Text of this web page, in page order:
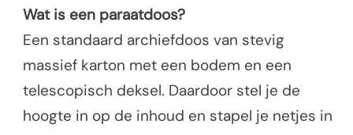
Wat is een paraatdoos?
Een standaard archiefdoos van stevig
massief karton met een bodem en een
telescopisch deksel. Daardoor stel je de
hoogte in op de inhoud en stapel je netjes in